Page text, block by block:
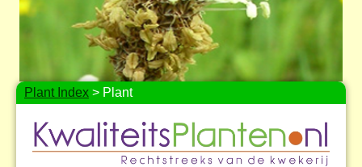
Plant Index > Plant